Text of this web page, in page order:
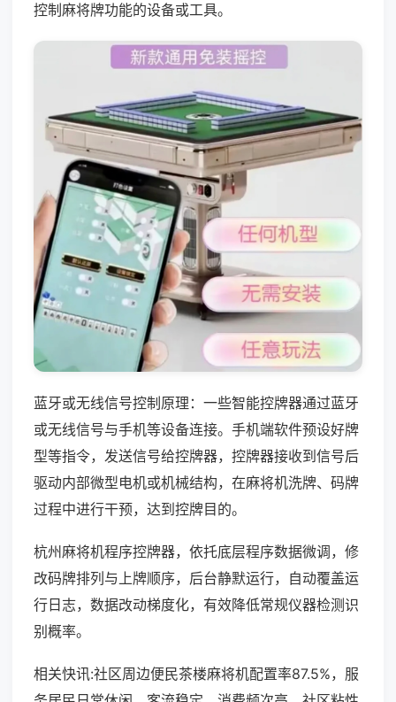
控制麻将牌功能的设备或工具。
蓝牙或无线信号控制原理：一些智能控牌器通过蓝牙
或无线信号与手机等设备连接。手机端软件预设好牌
型等指令，发送信号给控牌器，控牌器接收到信号后
驱动内部微型电机或机械结构，在麻将机洗牌、码牌
过程中进行干预，达到控牌目的。
杭州麻将机程序控牌器，依托底层程序数据微调，修
改码牌排列与上牌顺序，后台静默运行，自动覆盖运
行日志，数据改动梯度化，有效降低常规仪器检测识
别概率。
相关快讯:社区周边便民茶楼麻将机配置率87.5%，服